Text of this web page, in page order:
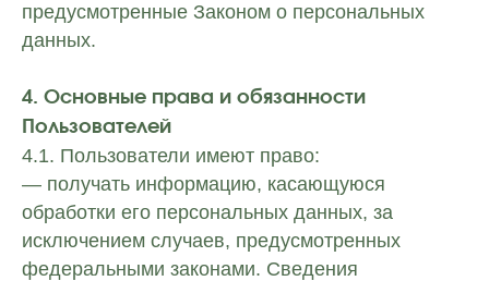
предусмотренные Законом о персональных
данных.
4. Основные права и обязанности
Пользователей
4.1. Пользователи имеют право:
— получать информацию, касающуюся
обработки его персональных данных, за
исключением случаев, предусмотренных
федеральными законами. Сведения